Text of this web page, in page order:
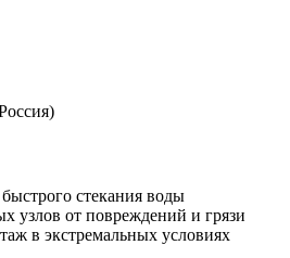
стекания воды
узлов от повреждений и грязи
в экстремальных условиях